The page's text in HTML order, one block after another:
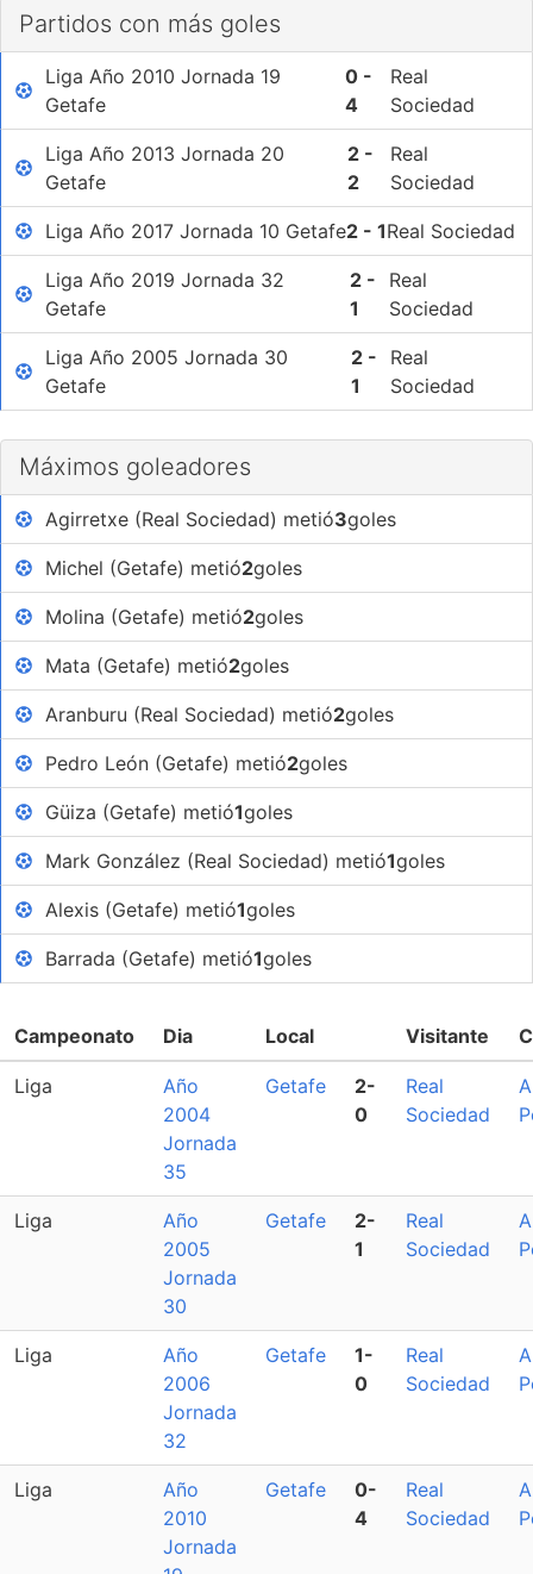
Partidos con más goles
Liga Año 2010 Jornada 19
Getafe
0 -
4
Real
Sociedad
Liga Año 2013 Jornada 20
Getafe
2 -
2
Real
Sociedad
Liga Año 2017 Jornada 10 Getafe2 - 1Real Sociedad
Liga Año 2019 Jornada 32
Getafe
2 -
1
Real
Sociedad
Liga Año 2005 Jornada 30
Getafe
2 -
1
Real
Sociedad
Máximos goleadores
Agirretxe (Real Sociedad) metió3goles
Michel (Getafe) metió2goles
Molina (Getafe) metió2goles
Mata (Getafe) metió2goles
Aranburu (Real Sociedad) metió2goles
Pedro León (Getafe) metió2goles
Güiza (Getafe) metió1goles
Mark González (Real Sociedad) metió1goles
Alexis (Getafe) metió1goles
Barrada (Getafe) metió1goles
Campeonato Dia Local Visitante
Liga
Año
2004
Jornada
35
Getafe
2-
0
Real
Sociedad
Liga
Año
2005
Jornada
30
Getafe
2-
1
Real
Sociedad
Liga
Año
2006
Jornada
32
Getafe
1-
0
Real
Sociedad
Liga
Año
2010
Jornada
Getafe
0-
4
Real
Sociedad